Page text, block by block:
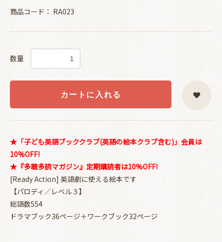
商品コード： RA023
数量
カートに入れる
★「子ども英語ブッククラブ(英語の絵本クラブ含む)」会員は
10%OFF!
★『多聴多読マガジン』定期購読者は10%OFF!
[Ready Action] 英語劇に使える絵本です
【パロディ／レベル３】
総語数554
ドラマブック36ページ＋ワークブック32ページ